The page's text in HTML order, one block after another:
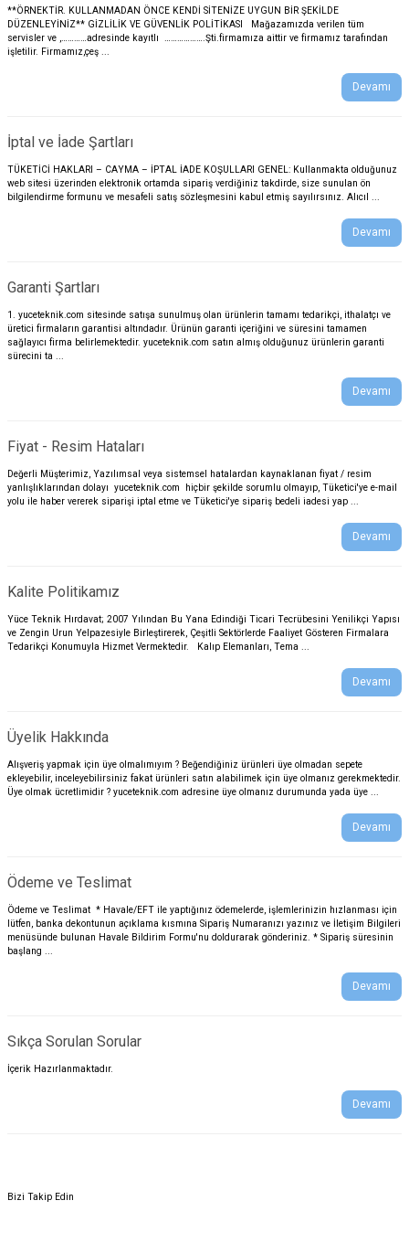
**ÖRNEKTİR. KULLANMADAN ÖNCE KENDİ SİTENİZE UYGUN BİR ŞEKİLDE
DÜZENLEYİNİZ** GİZLİLİK VE GÜVENLİK POLİTİKASI Mağazamızda verilen tüm
servisler ve ,…………adresinde kayıtlı ……………….Şti.firmamıza aittir ve firmamız tarafından
işletilir. Firmamız,çeş ...
Devamı
İptal ve İade Şartları
TÜKETİCİ HAKLARI – CAYMA – İPTAL İADE KOŞULLARI GENEL: Kullanmakta olduğunuz
web sitesi üzerinden elektronik ortamda sipariş verdiğiniz takdirde, size sunulan ön
bilgilendirme formunu ve mesafeli satış sözleşmesini kabul etmiş sayılırsınız. Alıcıl ...
Devamı
Garanti Şartları
1. yuceteknik.com sitesinde satışa sunulmuş olan ürünlerin tamamı tedarikçi, ithalatçı ve
üretici firmaların garantisi altındadır. Ürünün garanti içeriğini ve süresini tamamen
sağlayıcı firma belirlemektedir. yuceteknik.com satın almış olduğunuz ürünlerin garanti
sürecini ta ...
Devamı
Fiyat - Resim Hataları
Değerli Müşterimiz, Yazılımsal veya sistemsel hatalardan kaynaklanan fiyat / resim
yanlışlıklarından dolayı yuceteknik.com hiçbir şekilde sorumlu olmayıp, Tüketici'ye e-mail
yolu ile haber vererek siparişi iptal etme ve Tüketici'ye sipariş bedeli iadesi yap ...
Devamı
Kalite Politikamız
Yüce Teknik Hırdavat; 2007 Yılından Bu Yana Edindiği Ticari Tecrübesini Yenilikçi Yapısı
ve Zengin Urun Yelpazesiyle Birleştirerek, Çeşitli Sektörlerde Faaliyet Gösteren Firmalara
Tedarikçi Konumuyla Hizmet Vermektedir. Kalıp Elemanları, Tema ...
Devamı
Üyelik Hakkında
Alışveriş yapmak için üye olmalımıyım ? Beğendiğiniz ürünleri üye olmadan sepete
ekleyebilir, inceleyebilirsiniz fakat ürünleri satın alabilimek için üye olmanız gerekmektedir.
Üye olmak ücretlimidir ? yuceteknik.com adresine üye olmanız durumunda yada üye ...
Devamı
Ödeme ve Teslimat
Ödeme ve Teslimat * Havale/EFT ile yaptığınız ödemelerde, işlemlerinizin hızlanması için
lütfen, banka dekontunun açıklama kısmına Sipariş Numaranızı yazınız ve İletişim Bilgileri
menüsünde bulunan Havale Bildirim Formu'nu doldurarak gönderiniz. * Sipariş süresinin
başlang ...
Devamı
Sıkça Sorulan Sorular
İçerik Hazırlanmaktadır.
Devamı
Bizi Takip Edin